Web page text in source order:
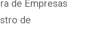
de Empresas
de